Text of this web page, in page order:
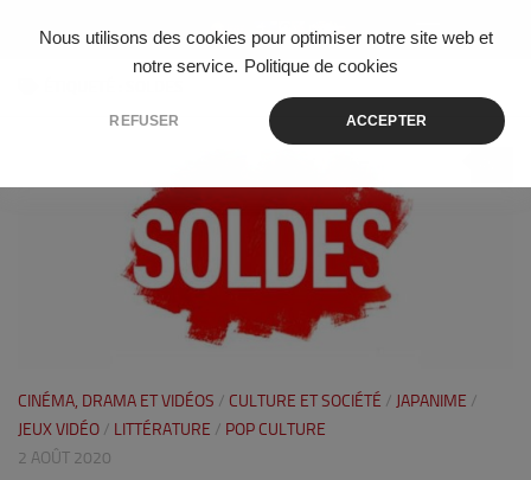
Nous utilisons des cookies pour optimiser notre site web et
notre service. Politique de cookies
REFUSER ACCEPTER
Skip to content
CINÉMA, DRAMA ET VIDÉOS / CULTURE ET SOCIÉTÉ / JAPANIME /
JEUX VIDÉO / LITTÉRATURE / POP CULTURE
2 AOÛT 2020